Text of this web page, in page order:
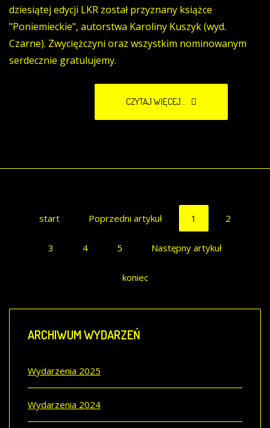
dziesiątej edycji LKR został przyznany książce
"Poniemieckie", autorstwa Karoliny Kuszyk (wyd.
Czarne). Zwyciężczyni oraz wszystkim nominowanym
serdecznie gratulujemy.
CZYTAJ WIĘCEJ...
start Poprzedni artykuł 1 2
3 4 5 Następny artykuł
koniec
ARCHIWUMWYDARZEŃ
Wydarzenia 2025
Wydarzenia 2024